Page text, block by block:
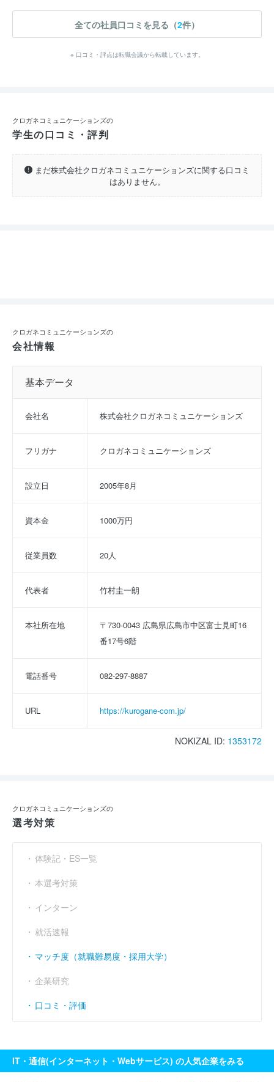
全ての社員口コミを見る（2件）
※ 口コミ・評点は転職会議から転載しています。
クロガネコミュニケーションズの
学生の口コミ・評判
まだ株式会社クロガネコミュニケーションズに関する口コミ
はありません。
クロガネコミュニケーションズの
会社情報
基本データ
会社名 株式会社クロガネコミュニケーションズ
フリガナ クロガネコミュニケーションズ
設立日 2005年8月
資本金 1000万円
従業員数 20人
代表者 竹村圭一朗
本社所在地
〒730-0043 広島県広島市中区富士見町16
番17号6階
電話番号 082-297-8887
URL https://kurogane-com.jp/
NOKIZAL ID: 1353172
クロガネコミュニケーションズの
選考対策
体験記・ES一覧
本選考対策
インターン
就活速報
マッチ度（就職難易度・採用大学）
企業研究
口コミ・評価
IT・通信(インターネット・Webサービス) の人気企業をみる